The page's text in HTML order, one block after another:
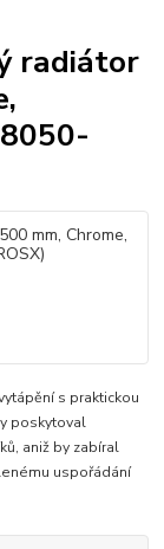
radiátor
s praktickou
poskytoval
aniž by zabíral
uspořádání